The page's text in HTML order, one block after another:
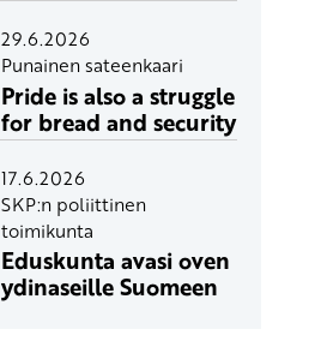
29.6.2026
Punainen sateenkaari
Pride is also a struggle
for bread and security
17.6.2026
SKP:n poliittinen
toimikunta
Eduskunta avasi oven
ydinaseille Suomeen